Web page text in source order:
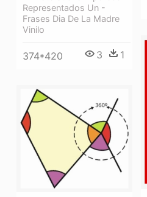
Representados Un -
Frases Dia De La Madre
Vinilo
374*420 3 1